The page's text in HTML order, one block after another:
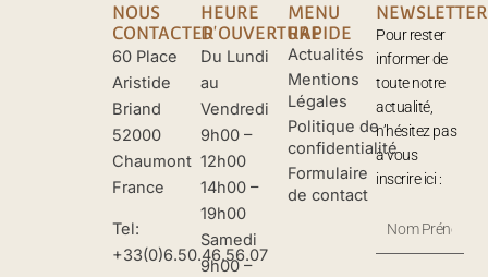
NOUS
CONTACTER
60 Place
Aristide
Briand
52000
Chaumont
France
Tel:
+33(0)6.50.46.56.07
HEURE
D'OUVERTURE
Du Lundi
au
Vendredi
9h00 –
12h00
14h00 –
19h00
Samedi
9h00 –
MENU
RAPIDE
Actualités
Mentions
Légales
Politique de
confidentialité
Formulaire
de contact
NEWSLETTER
Pour rester
informer de
toute notre
actualité,
n’hésitez pas
à vous
inscrire ici :